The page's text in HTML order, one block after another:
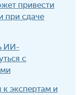
привести
при сдаче
ИИ-
с
к экспертам и